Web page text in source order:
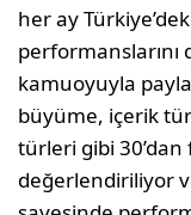
her ay
performanslarını
kamuoyuyla
büyüme, içerik
türleri gibi
değerlendiriliyor